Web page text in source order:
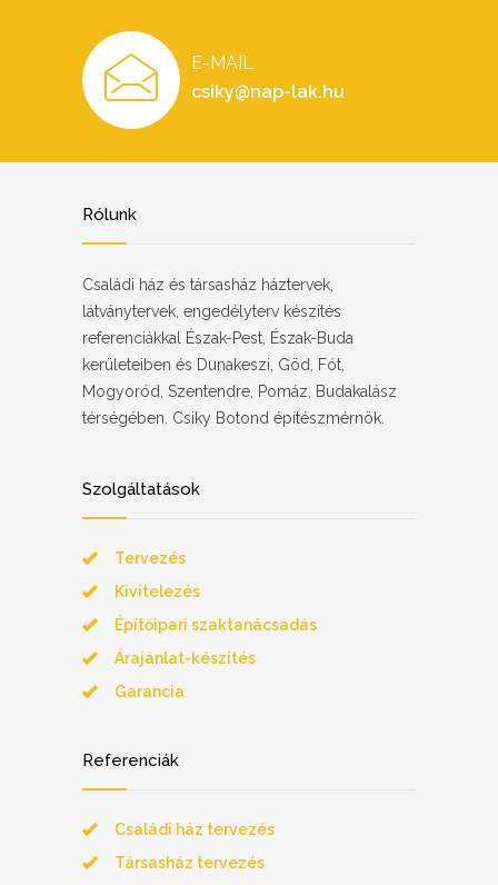
E-MAIL
csiky@nap-lak.hu
Rólunk
Családi ház és társasház háztervek,
látványtervek, engedélyterv készítés
referenciákkal Észak-Pest, Észak-Buda
kerületeiben és Dunakeszi, Göd, Fót,
Mogyoród, Szentendre, Pomáz, Budakalász
térségében. Csiky Botond építészmérnök.
Szolgáltatások
Tervezés
Kivitelezés
Építőipari szaktanácsadás
Árajánlat-készítés
Garancia
Referenciák
Családi ház tervezés
Társasház tervezés